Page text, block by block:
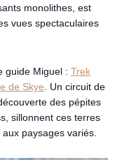
monolithes, est
vues spectaculaires
guide Miguel : Trek
de Skye. Un circuit de
des pépites
sillonnent ces terres
paysages variés.